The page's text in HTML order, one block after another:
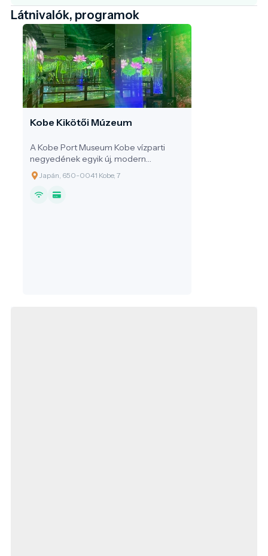
Látnivalók, programok
Kobe Kikötői Múzeum
A Kobe Port Museum Kobe vízparti
negyedének egyik új, modern
„élményközpontja”: egy többfunkciós
épület, ahol egy helyen találkozik a
látvány, a városi kikapcsolódás és a
Japán, 650-0041 Kobe, 7